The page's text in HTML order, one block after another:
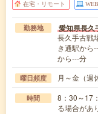
在宅・リモート
勤務地 愛知県長久
長久手古戦
き通駅から
から---分
曜日頻度 月～金（週
時間
8：30～17
る場合が